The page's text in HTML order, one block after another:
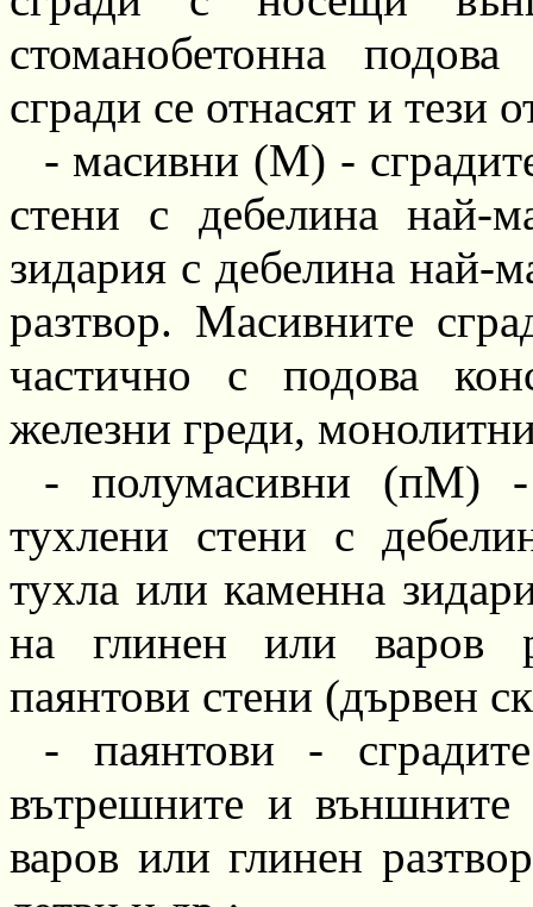
стоманобетонна
сгради се отнасят и тези
- масивни (М) -
стени с дебелина най-
зидария с дебелина най-
разтвор. Масивните
частично с подова
железни греди,
-
полумасивни (пМ) -
тухлени стени с
тухла или каменна
на глинен или варов
паянтови стени (дървен
- паянтови -
вътрешните и
варов или глинен